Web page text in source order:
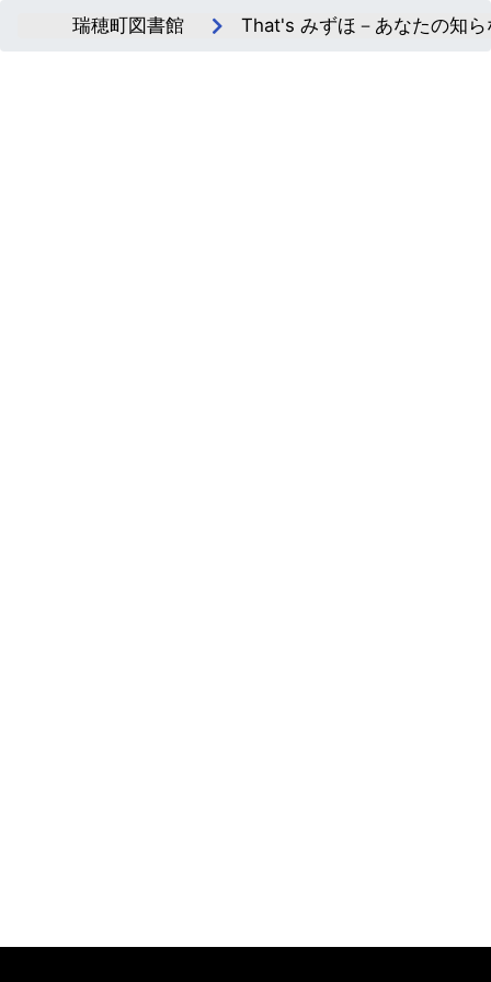
瑞穂町図書館 That's みずほ－あなたの知